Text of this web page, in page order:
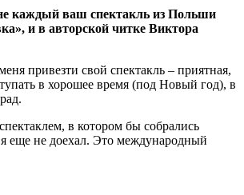
не каждый ваш спектакль из Польши
и в авторской читке Виктора
привезти свой спектакль – приятная,
в хорошее время (под Новый год), в
в котором бы собрались
еще не доехал. Это международный